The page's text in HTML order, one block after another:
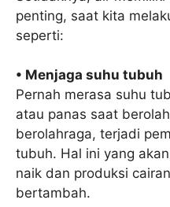
penting, saat kita
seperti:
• Menjaga suhu tubuh
Pernah merasa suhu
atau panas saat
berolahraga, terjadi
tubuh. Hal ini yang
naik dan produksi
bertambah.